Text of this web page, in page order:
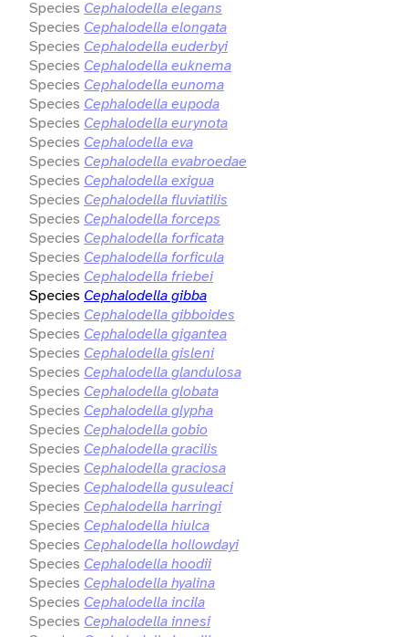
Species Cephalodella elegans
Species Cephalodella elongata
Species Cephalodella euderbyi
Species Cephalodella euknema
Species Cephalodella eunoma
Species Cephalodella eupoda
Species Cephalodella eurynota
Species Cephalodella eva
Species Cephalodella evabroedae
Species Cephalodella exigua
Species Cephalodella fluviatilis
Species Cephalodella forceps
Species Cephalodella forficata
Species Cephalodella forficula
Species Cephalodella friebei
Species Cephalodella gibba
Species Cephalodella gibboides
Species Cephalodella gigantea
Species Cephalodella gisleni
Species Cephalodella glandulosa
Species Cephalodella globata
Species Cephalodella glypha
Species Cephalodella gobio
Species Cephalodella gracilis
Species Cephalodella graciosa
Species Cephalodella gusuleaci
Species Cephalodella harringi
Species Cephalodella hiulca
Species Cephalodella hollowdayi
Species Cephalodella hoodii
Species Cephalodella hyalina
Species Cephalodella incila
Species Cephalodella innesi